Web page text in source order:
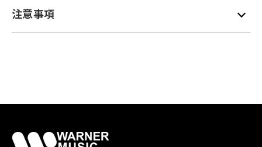
注意事項